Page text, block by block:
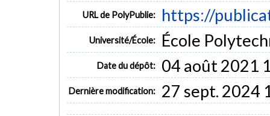
URL de PolyPublie: https://
Université/École: École
Date du dépôt: 04 août 2021
Dernière modification: 27 sept. 2024